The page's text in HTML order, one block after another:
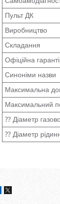
Пульт ДК
Виробництво
Складання
Офіційна
Синоніми назви
Максимальна
Максимальний
⁇ Діаметр
⁇ Діаметр